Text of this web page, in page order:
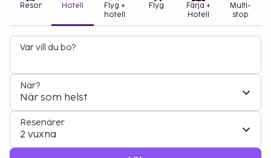
Resor Hotell
Flyg +
hotell
Flyg
Färja +
Hotell
Multi-
stop
Var vill du bo?
När?
När som helst
Resenärer
2 vuxna